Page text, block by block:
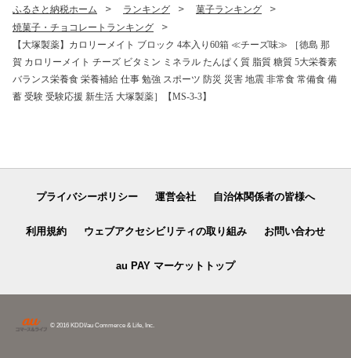
ふるさと納税ホーム ランキング
菓子ランキング
焼菓子・チョコレートランキング
【大塚製薬】カロリーメイト ブロック 4本入り60箱 ≪チーズ味≫ ［徳島 那
賀 カロリーメイト チーズ ビタミン ミネラル たんぱく質 脂質 糖質 5大栄養素
バランス栄養食 栄養補給 仕事 勉強 スポーツ 防災 災害 地震 非常食 常備食 備
蓄 受験 受験応援 新生活 大塚製薬］【MS-3-3】
プライバシーポリシー 運営会社 自治体関係者の皆様へ
利用規約 ウェブアクセシビリティの取り組み お問い合わせ
au PAY マーケットトップ
© 2016 KDDI/au Commerce & Life, Inc.